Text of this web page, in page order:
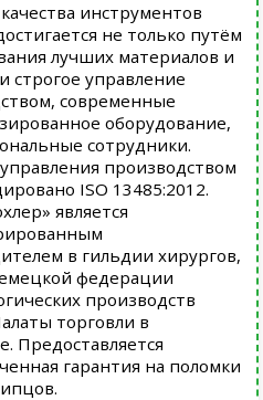
инструментов
не только путём
лучших материалов и
строгое управление
современные
оборудование,
сотрудники.
производством
ISO 13485:2012.
является
в гильдии хирургов,
федерации
производств
торговли в
Предоставляется
гарантия на поломки